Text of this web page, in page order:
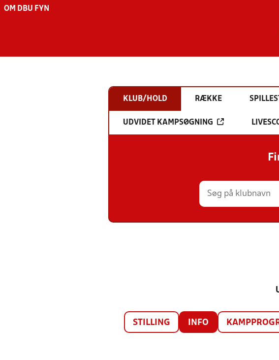
OM DBU FYN
KLUB/HOLD RÆKKE
UDVIDET KAMPSØGNING
STILLING INFO